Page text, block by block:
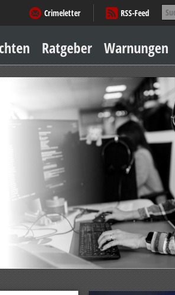
Crimeletter
RSS-Feed
Inhalt
springen
Ratgeber
Sicher zu Hause
Geld & Einkauf
Amore & mehr
Mobiles Leben
Arbeitsleben
Warnungen